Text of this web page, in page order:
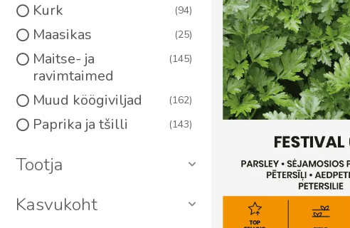
Kurk 94
Maasikas 25
Maitse- ja
ravimtaimed
145
Muud köögiviljad 162
Paprika ja tšilli 143
Porgand
Redis, rõigas, naeris,
kaalikas
Tootja
Kasvukoht